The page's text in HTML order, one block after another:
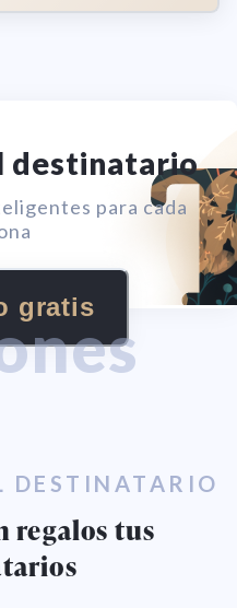
destinatario
para cada
gratis
DESTINATARIO
regalos tus